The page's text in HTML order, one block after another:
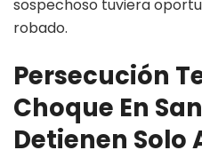
sospechoso tuviera
robado.
Persecución
Choque En
Detienen Solo